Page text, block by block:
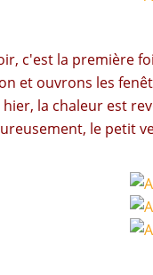
c'est la première
et ouvrons les
hier, la chaleur est
le petit